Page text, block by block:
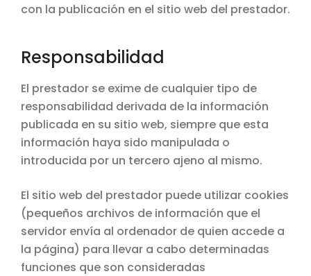
con la publicación en el sitio web del prestador.
Responsabilidad
El prestador se exime de cualquier tipo de
responsabilidad derivada de la información
publicada en su sitio web, siempre que esta
información haya sido manipulada o
introducida por un tercero ajeno al mismo.
El sitio web del prestador puede utilizar cookies
(pequeños archivos de información que el
servidor envía al ordenador de quien accede a
la página) para llevar a cabo determinadas
funciones que son consideradas